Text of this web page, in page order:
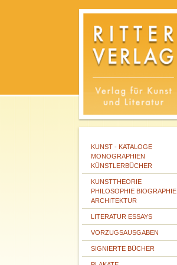
KUNST - KATALOGE
MONOGRAPHIEN
KÜNSTLERBÜCHER
KUNSTTHEORIE
PHILOSOPHIE BIOGRAPHIE
ARCHITEKTUR
LITERATUR ESSAYS
VORZUGSAUSGABEN
SIGNIERTE BÜCHER